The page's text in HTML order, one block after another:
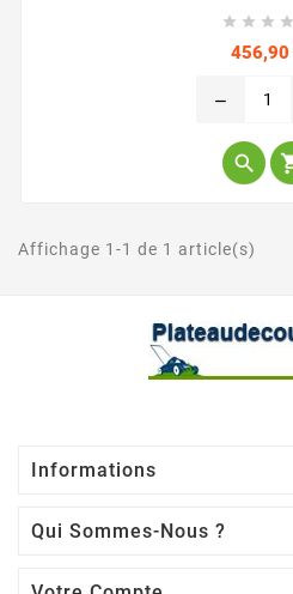
   
456,90
remove

Affichage 1-1 de 1 article(s)
Informations
Qui Sommes-Nous ?